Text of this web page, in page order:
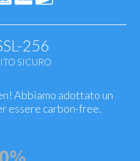
256
SICURO
Abbiamo adottato un
essere carbon-free.